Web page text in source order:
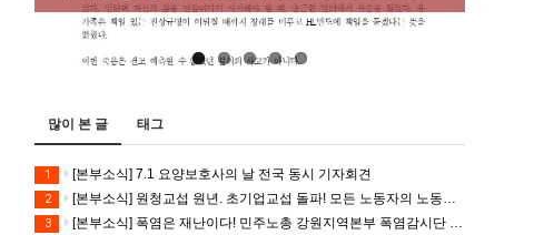
많이 본 글 태그
1 [본부소식] 7.1 요양보호사의 날 전국 동시 기자회견
2 [본부소식] 원청교섭 원년. 초기업교섭 돌파! 모든 노동자의 노동기본권 쟁취! 민주노총 7.15 총파업대회
3 [본부소식] 폭염은 재난이다! 민주노총 강원지역본부 폭염감시단 선포 기자회견